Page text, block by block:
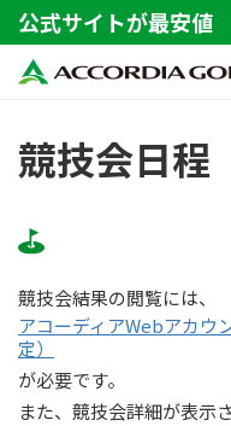
公式サイトが最安値
競技会日程
競技会結果の閲覧には、
アコーディアWebアカウ
定）
が必要です。
また、競技会詳細が表示